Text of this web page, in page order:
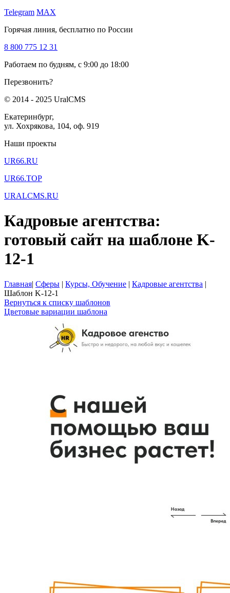
Telegram MAX
Горячая линия, бесплатно по России
8 800 775 12 31
Работаем по будням, с 9:00 до 18:00
Перезвонить?
© 2014 - 2025 UralCMS
Екатеринбург,
ул. Хохрякова, 104, оф. 919
Наши проекты
UR66.RU
UR66.TOP
URALCMS.RU
Кадровые агентства:
готовый сайт на шаблоне K-
12-1
Главная| Сферы | Курсы, Обучение | Кадровые агентства |
Шаблон K-12-1
Вернуться к списку шаблонов
Цветовые вариации шаблона